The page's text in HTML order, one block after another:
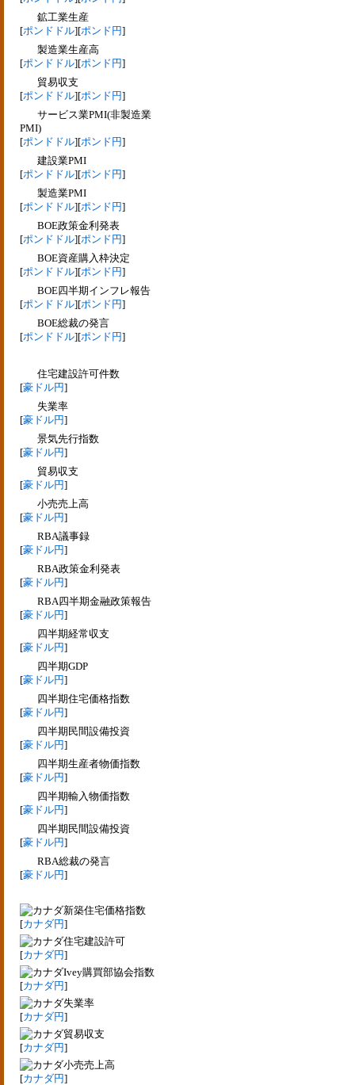
鉱工業生産
[ポンドドル][ポンド円]
製造業生産高
[ポンドドル][ポンド円]
貿易収支
[ポンドドル][ポンド円]
サービス業PMI(非製造業
PMI)
[ポンドドル][ポンド円]
建設業PMI
[ポンドドル][ポンド円]
製造業PMI
[ポンドドル][ポンド円]
BOE政策金利発表
[ポンドドル][ポンド円]
BOE資産購入枠決定
[ポンドドル][ポンド円]
BOE四半期インフレ報告
[ポンドドル][ポンド円]
BOE総裁の発言
[ポンドドル][ポンド円]
住宅建設許可件数
[豪ドル円]
失業率
[豪ドル円]
景気先行指数
[豪ドル円]
貿易収支
[豪ドル円]
小売売上高
[豪ドル円]
RBA議事録
[豪ドル円]
RBA政策金利発表
[豪ドル円]
RBA四半期金融政策報告
[豪ドル円]
四半期経常収支
[豪ドル円]
四半期GDP
[豪ドル円]
四半期住宅価格指数
[豪ドル円]
四半期民間設備投資
[豪ドル円]
四半期生産者物価指数
[豪ドル円]
四半期輸入物価指数
[豪ドル円]
四半期民間設備投資
[豪ドル円]
RBA総裁の発言
[豪ドル円]
新築住宅価格指数
[カナダ円]
住宅建設許可
[カナダ円]
Ivey購買部協会指数
[カナダ円]
失業率
[カナダ円]
貿易収支
[カナダ円]
小売売上高
[カナダ円]